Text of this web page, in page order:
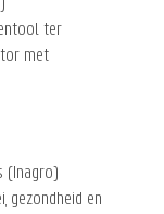
ter
met
(Inagro)
gezondheid en